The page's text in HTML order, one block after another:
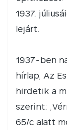
1937.
lejárt.
1937-ben
hírlap, Az
hirdetik a
szerint:
65/c alatt